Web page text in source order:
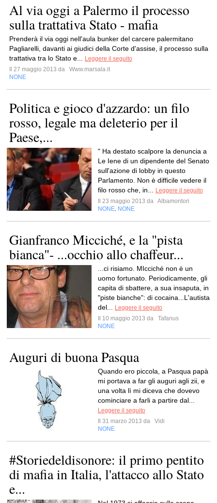
Al via oggi a Palermo il processo
sulla trattativa Stato - mafia
Prenderà il via oggi nell'aula bunker del carcere palermitano
Pagliarelli, davanti ai giudici della Corte d'assise, il processo sulla
trattativa tra lo Stato e...
Leggere il seguito
Il 27 maggio 2013 da
Www.marsala.it
NONE
Politica e gioco d'azzardo: un filo
rosso, legale ma deleterio per il
Paese,...
" Ha destato scalpore la denuncia a
Le Iene di un dipendente del Senato
sull'azione di lobby in questo
Parlamento. Non è difficile vedere il
filo rosso che, in...
Leggere il seguito
Il 23 maggio 2013 da Albamontori
NONE NONE
Gianfranco Micciché, e la "pista
bianca"- ...occhio allo chaffeur...
...ci risiamo. MIcciché non è un
uomo fortunato. Periodicamente, gli
capita di sbattere, a sua insaputa, in
"piste bianche": di cocaina...L'autista
del...
Leggere il seguito
Il 10 maggio 2013 da
Tafanus
NONE
Auguri di buona Pasqua
Quando ero piccola, a Pasqua papà
mi portava a far gli auguri agli zii, e
una volta lì mi diceva che dovevo
cominciare a farli a partire dal...
Leggere il seguito
Il 31 marzo 2013 da
Vidi
NONE
#Storiedeldisonore: il primo pentito
di mafia in Italia, l'attacco allo Stato
e...